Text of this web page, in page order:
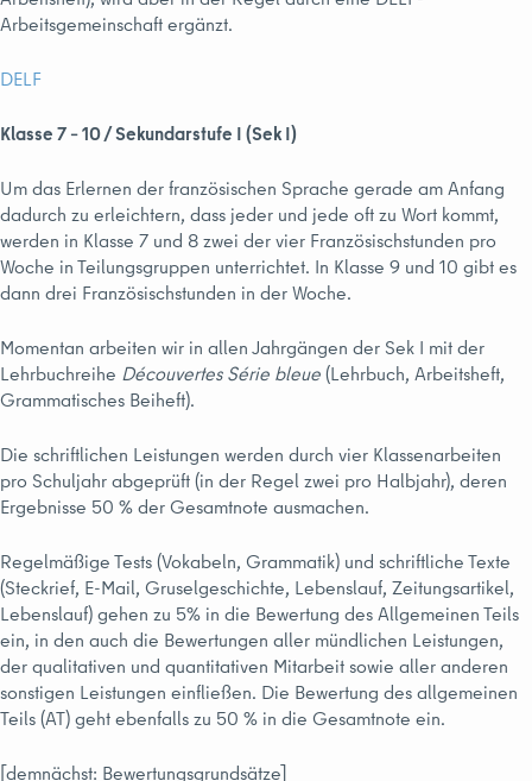
Arbeitsgemeinschaft ergänzt.
DELF
Klasse 7 – 10 / Sekundarstufe I (Sek I)
Um das Erlernen der französischen Sprache gerade am Anfang
dadurch zu erleichtern, dass jeder und jede oft zu Wort kommt,
werden in Klasse 7 und 8 zwei der vier Französischstunden pro
Woche in Teilungsgruppen unterrichtet. In Klasse 9 und 10 gibt es
dann drei Französischstunden in der Woche.
Momentan arbeiten wir in allen Jahrgängen der Sek I mit der
Lehrbuchreihe Découvertes Série bleue(Lehrbuch, Arbeitsheft,
Grammatisches Beiheft).
Die schriftlichen Leistungen werden durch vier Klassenarbeiten
pro Schuljahr abgeprüft (in der Regel zwei pro Halbjahr), deren
Ergebnisse 50 % der Gesamtnote ausmachen.
Regelmäßige Tests (Vokabeln, Grammatik) und schriftliche Texte
(Steckrief, E-Mail, Grusel­geschichte, Lebenslauf, Zeitungsartikel,
Lebenslauf) gehen zu 5% in die Bewertung des Allgemeinen Teils
ein, in den auch die Bewertungen aller mündlichen Leistungen,
der qualitativen und quantitativen Mitarbeit sowie aller anderen
sonstigen Leistungen einfließen. Die Bewertung des allgemeinen
Teils (AT) geht ebenfalls zu 50 % in die Gesamtnote ein.
[demnächst: Bewertungsgrundsätze]